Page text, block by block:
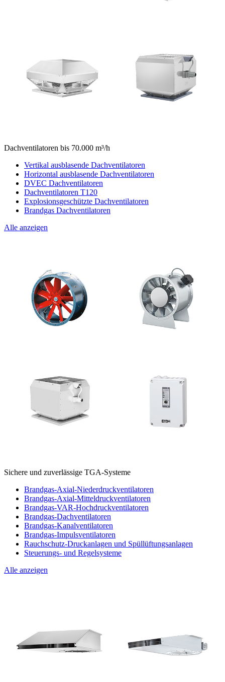
Dachventilatoren bis 70.000 m³/h
Vertikal ausblasende Dachventilatoren
Horizontal ausblasende Dachventilatoren
DVEC Dachventilatoren
Dachventilatoren T120
Explosionsgeschützte Dachventilatoren
Brandgas Dachventilatoren
Alle anzeigen
Sichere und zuverlässige TGA-Systeme
Brandgas-Axial-Niederdruckventilatoren
Brandgas-Axial-Mitteldruckventilatoren
Brandgas-VAR-Hochdruckventilatoren
Brandgas-Dachventilatoren
Brandgas-Kanalventilatoren
Brandgas-Impulsventilatoren
Rauchschutz-Druckanlagen und Spüllüftungsanlagen
Steuerungs- und Regelsysteme
Alle anzeigen